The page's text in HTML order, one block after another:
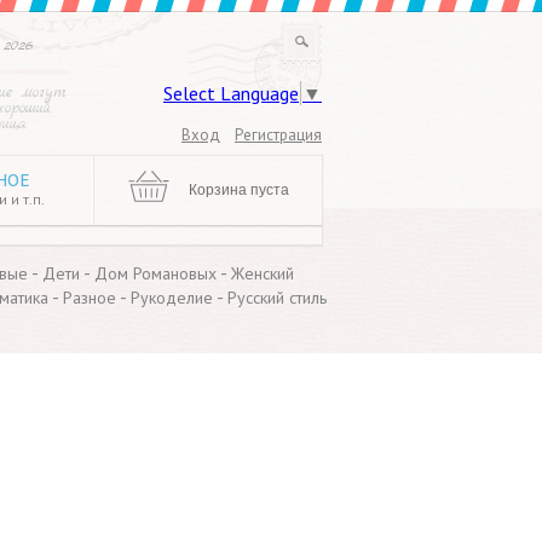
Select Language ▼
могут
Вход Регистрация
и т.п. Корзина пуста
- Дети - Дом Романовых - Женский
- Разное - Рукоделие - Русский стиль